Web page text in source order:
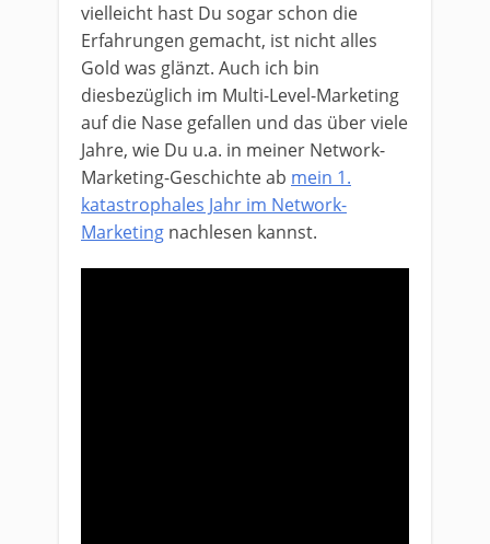
vielleicht hast Du sogar schon die
Erfahrungen gemacht, ist nicht alles
Gold was glänzt. Auch ich bin
diesbezüglich im Multi-Level-Marketing
auf die Nase gefallen und das über viele
Jahre, wie Du u.a. in meiner Network-
Marketing-Geschichte ab mein 1.
katastrophales Jahr im Network-
Marketing nachlesen kannst.